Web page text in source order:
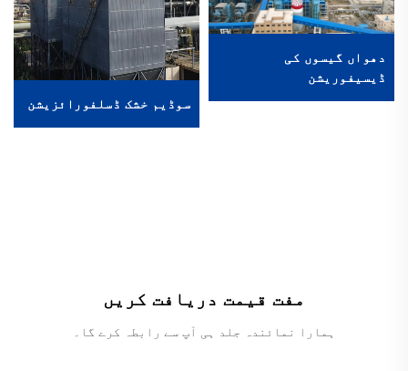
دھواں گیسوں کی
ڈیسیفوریشن
سوڈیم خشک ڈسلفورائزیشن
مفت قیمت دریافت کریں
ہمارا نمائندہ جلد ہی آپ سے رابطہ کرے گا۔